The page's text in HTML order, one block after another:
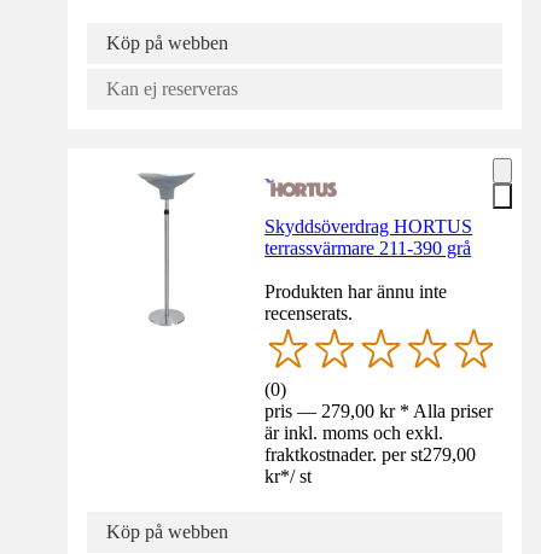
Köp på webben
Kan ej reserveras
Skyddsöverdrag HORTUS
terrassvärmare 211-390 grå
Produkten har ännu inte
recenserats.
(0)
pris — 279,00 kr * Alla priser
är inkl. moms och exkl.
fraktkostnader. per st279,00
kr*/ st
Köp på webben